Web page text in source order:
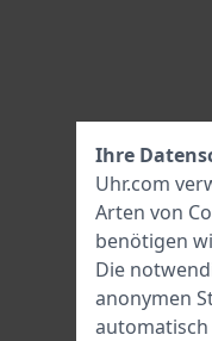
Ihre
Uhr.com
Arten von
benötigen
Die
anonymen
automatisch